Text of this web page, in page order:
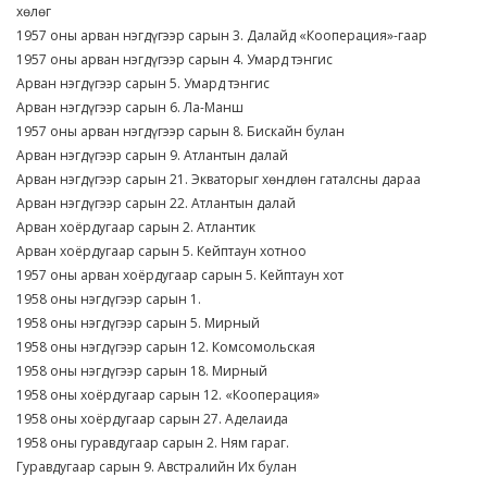
хөлөг
1957 оны арван нэгдүгээр сарын 3. Далайд «Кооперация»-гаар
1957 оны арван нэгдүгээр сарын 4. Умард тэнгис
Арван нэгдүгээр сарын 5. Умард тэнгис
Арван нэгдүгээр сарын 6. Ла-Манш
1957 оны арван нэгдүгээр сарын 8. Бискайн булан
Арван нэгдүгээр сарын 9. Атлантын далай
Арван нэгдүгээр сарын 21. Экваторыг хөндлөн гаталсны дараа
Арван нэгдүгээр сарын 22. Атлантын далай
Арван хоёрдугаар сарын 2. Атлантик
Арван хоёрдугаар сарын 5. Кейптаун хотноо
1957 оны арван хоёрдугаар сарын 5. Кейптаун хот
1958 оны нэгдүгээр сарын 1.
1958 оны нэгдүгээр сарын 5. Мирный
1958 оны нэгдүгээр сарын 12. Комсомольская
1958 оны нэгдүгээр сарын 18. Мирный
1958 оны хоёрдугаар сарын 12. «Кооперация»
1958 оны хоёрдугаар сарын 27. Аделаида
1958 оны гуравдугаар сарын 2. Ням гараг.
Гуравдугаар сарын 9. Австралийн Их булан